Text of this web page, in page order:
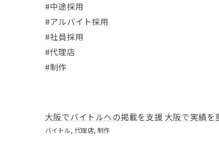
#中途採用
#アルバイト採用
#社員採用
#代理店
#制作
大阪でバイトルへの掲載を支援 大阪で実績を
バイトル 代理店 制作